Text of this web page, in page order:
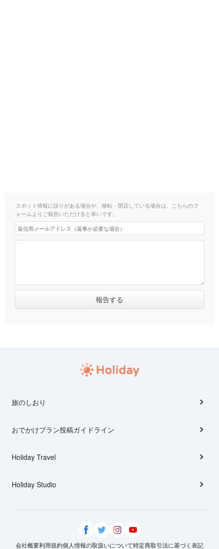
スポット情報に誤りがある場合や、移転・閉店している場合は、こちらのフ
ォームよりご報告いただけると幸いです。
旅のしおり
おでかけプラン投稿ガイドライン
Holiday Travel
Holiday Studio
会社概要利用規約個人情報の取扱いについて特定商取引法に基づく表記